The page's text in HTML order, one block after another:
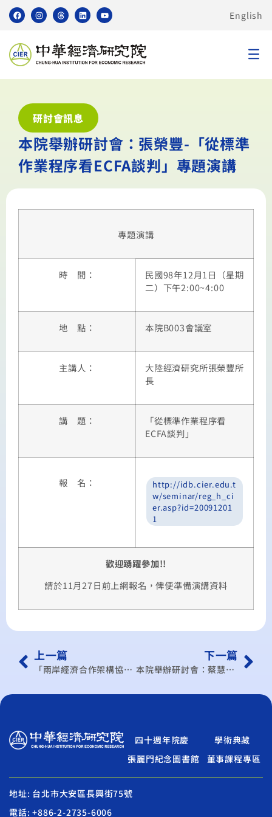
English
研討會訊息
本院舉辦研討會：張榮豐-「從標準
作業程序看ECFA談判」專題演講
專題演講
時 間：
民國98年12月1日（星期
二）下午2:00~4:00
地 點： 本院B003會議室
主講人：
大陸經濟研究所張榮豐所
長
講 題：
「從標準作業程序看
ECFA談判」
報 名：
http://idb.cier.edu.t
w/seminar/reg_h_ci
er.asp?id=20091201
1
歡迎踴躍參加!!
請於11月27日前上網報名，俾便準備演講資料
上一篇
「兩岸經濟合作架構協議」（ECFA）對流通服務產業影響之溝通宣導說明會
下一篇
本院舉辦研討會：蔡慧美-人民幣均衡匯率估測之初探
四十週年院慶
學術典藏
張麗門紀念圖書館
董事課程專區
地址: 台北市大安區長興街75號
電話: +886-2-2735-6006